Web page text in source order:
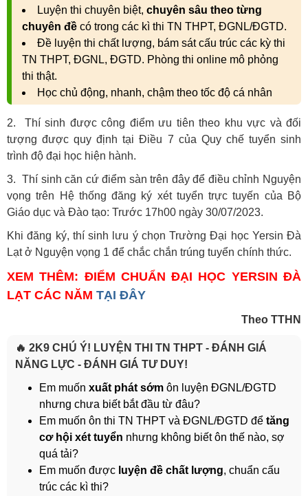
Luyện thi chuyên biệt, chuyên sâu theo từng
chuyên đề có trong các kì thi TN THPT, ĐGNL/ĐGTD.
Đề luyện thi chất lượng, bám sát cấu trúc các kỳ thi
TN THPT, ĐGNL, ĐGTD. Phòng thi online mô phỏng
thi thật.
Học chủ động, nhanh, chậm theo tốc độ cá nhân
2. Thí sinh được công điểm ưu tiên theo khu vực và đối
tượng được quy định tại Điều 7 của Quy chế tuyển sinh
trình độ đại học hiện hành.
3. Thí sinh căn cứ điểm sàn trên đây để điều chỉnh Nguyện
vọng trên Hệ thống đăng ký xét tuyển trực tuyến của Bộ
Giáo dục và Đào tạo: Trước 17h00 ngày 30/07/2023.
Khi đăng ký, thí sinh lưu ý chọn Trường Đại học Yersin Đà
Lạt ở Nguyện vọng 1 để chắc chắn trúng tuyển chính thức.
XEM THÊM: ĐIỂM CHUẨN ĐẠI HỌC YERSIN ĐÀ
LẠT CÁC NĂM TẠI ĐÂY
Theo TTHN
🔥 2K9 CHÚ Ý! LUYỆN THI TN THPT - ĐÁNH GIÁ
NĂNG LỰC - ĐÁNH GIÁ TƯ DUY!
Em muốn xuất phát sớm ôn luyện ĐGNL/ĐGTD
nhưng chưa biết bắt đầu từ đâu?
Em muốn ôn thi TN THPT và ĐGNL/ĐGTD để tăng
cơ hội xét tuyển nhưng không biết ôn thế nào, sợ
quá tải?
Em muốn được luyện đề chất lượng, chuẩn cấu
trúc các kì thi?